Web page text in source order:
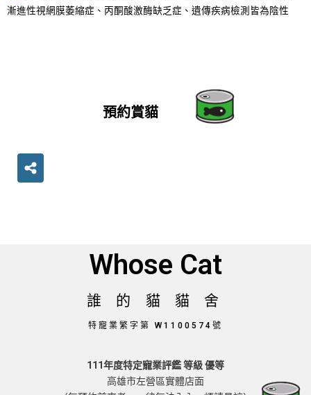
漸進性視網膜萎縮症、丙酮酸激酶缺乏症、遺傳疾病檢測皆為陰性
預約賞貓
Whose Cat
誰 的 貓 貓 舍
特寵業繁字第 W1100574號
111年度特定寵業評鑑 等級 優等
高雄市左營區實體店面